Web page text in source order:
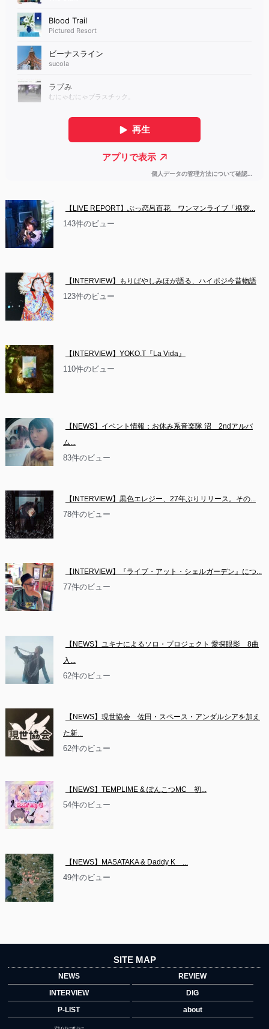
【LIVE REPORT】ぶっ恋呂百花　ワンマンライブ「楯突...
143件のビュー
【INTERVIEW】もりばやしみほが語る、ハイポジ今昔物語
123件のビュー
【INTERVIEW】YOKO.T『La Vida』
110件のビュー
【NEWS】イベント情報：お休み系音楽隊 沼　2ndアルバ
ム...
83件のビュー
【INTERVIEW】黒色エレジー、27年ぶりリリース。その...
78件のビュー
【INTERVIEW】『ライブ・アット・シェルガーデン』につ...
77件のビュー
【NEWS】ユキナによるソロ・プロジェクト 愛探眼影　8曲
入...
62件のビュー
【NEWS】現世協会　佐田・スペース・アンダルシアを加え
た新...
62件のビュー
【NEWS】TEMPLIME & ぽんこつMC　初...
54件のビュー
【NEWS】MASATAKA & Daddy K　...
49件のビュー
SITE MAP
NEWS
REVIEW
INTERVIEW
DIG
P-LIST
about
プライバシーポリシー